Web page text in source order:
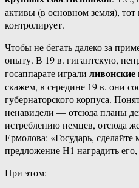
активы (в основном земля),
контролирует.
Чтобы не бегать далеко за
опыту. В 19 в. гигантскую,
госаппарате играли
скажем, в середине 19 в. они
губернаторского корпуса.
ненавидели — отсюда планы
истреблению немцев, отсюда
Ермолова: «Государь,
предложение Н1 наградить
При этом: